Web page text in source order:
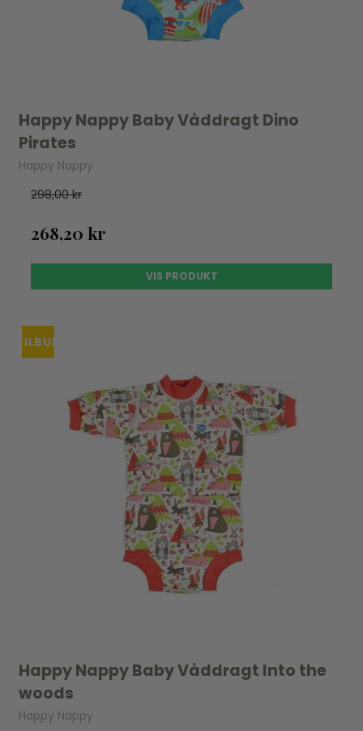
Happy Nappy Baby Våddragt Dino
Pirates
Happy Nappy
298,00 kr
268,20 kr
VIS PRODUKT
TILBUD
Happy Nappy Baby Våddragt Into the
woods
Happy Nappy